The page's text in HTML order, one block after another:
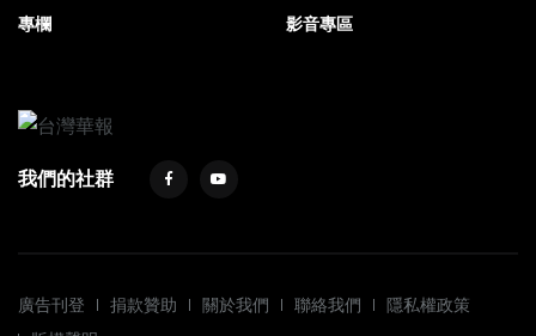
專欄 影音專區
我們的社群
廣告刊登 捐款贊助 關於我們 聯絡我們
隱私權政策